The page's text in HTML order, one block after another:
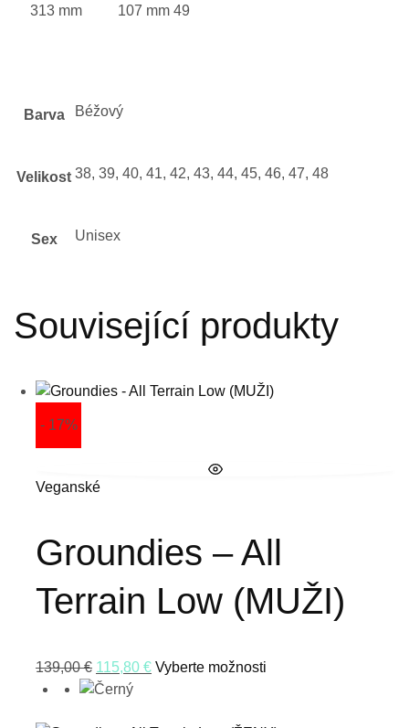
313 mm 107 mm 49
Barva Béžový
Velikost 38, 39, 40, 41, 42, 43, 44, 45, 46, 47, 48
Sex Unisex
Související produkty
- 17%
Veganské
Groundies – All
Terrain Low (MUŽI)
139,00€ 115,80 € Vyberte možnosti